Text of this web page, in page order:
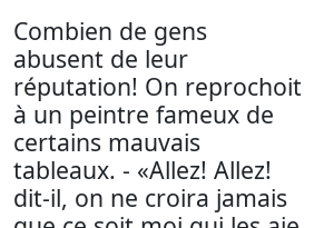
Combien de gens
abusent de leur
réputation! On reprochoit
à un peintre fameux de
certains mauvais
tableaux. - «Allez! Allez!
dit-il, on ne croira jamais